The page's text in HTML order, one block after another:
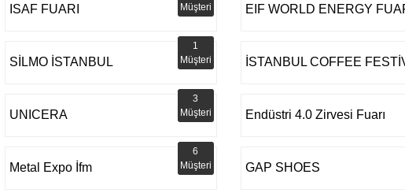
ISAF FUARI
Müşteri
EIF WORLD ENERGY
SİLMO İSTANBUL
1
Müşteri
İSTANBUL COFFEE
UNICERA
3
Müşteri
Endüstri 4.0 Zirvesi Fuarı
Metal Expo İfm
6
Müşteri
GAP SHOES